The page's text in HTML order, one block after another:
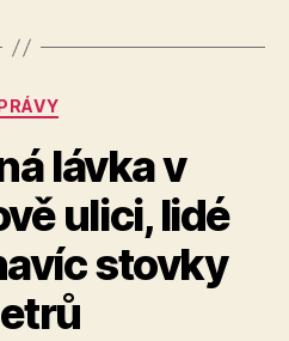
Rubriky
lávka v
ulici, lidé
stovky
A
u
t
o